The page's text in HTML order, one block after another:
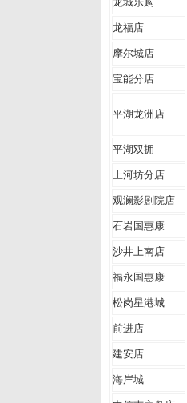
龙福店
摩尔城店
宝能分店
平湖龙洲店
平湖双拥
上河坊分店
观澜影剧院店
石岩国惠康
沙井上南店
福永国惠康
松岗星港城
前进店
建安店
海岸城